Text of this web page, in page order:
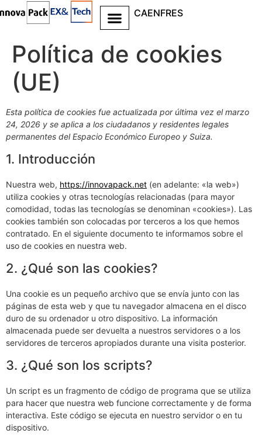
CAENFRES
contenido
Política de cookies
(UE)
Esta política de cookies fue actualizada por última vez el marzo
24, 2026 y se aplica a los ciudadanos y residentes legales
permanentes del Espacio Económico Europeo y Suiza.
1. Introducción
Nuestra web, https://innovapack.net (en adelante: «la web»)
utiliza cookies y otras tecnologías relacionadas (para mayor
comodidad, todas las tecnologías se denominan «cookies»). Las
cookies también son colocadas por terceros a los que hemos
contratado. En el siguiente documento te informamos sobre el
uso de cookies en nuestra web.
2. ¿Qué son las cookies?
Una cookie es un pequeño archivo que se envía junto con las
páginas de esta web y que tu navegador almacena en el disco
duro de su ordenador u otro dispositivo. La información
almacenada puede ser devuelta a nuestros servidores o a los
servidores de terceros apropiados durante una visita posterior.
3. ¿Qué son los scripts?
Un script es un fragmento de código de programa que se utiliza
para hacer que nuestra web funcione correctamente y de forma
interactiva. Este código se ejecuta en nuestro servidor o en tu
dispositivo.